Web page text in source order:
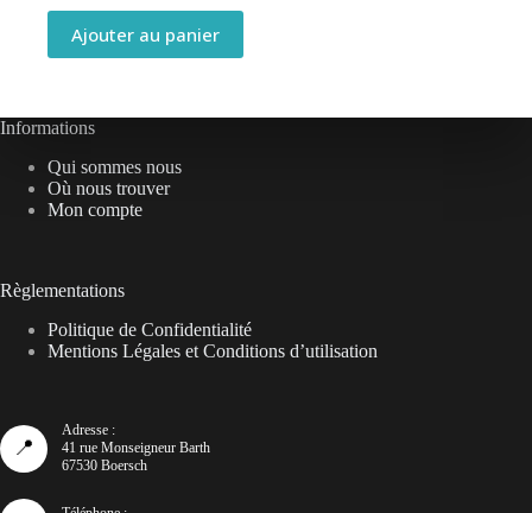
Ajouter au panier
Informations
Qui sommes nous
Où nous trouver
Mon compte
Règlementations
Politique de Confidentialité
Mentions Légales et Conditions d’utilisation
📍
Adresse :
41 rue Monseigneur Barth
67530 Boersch